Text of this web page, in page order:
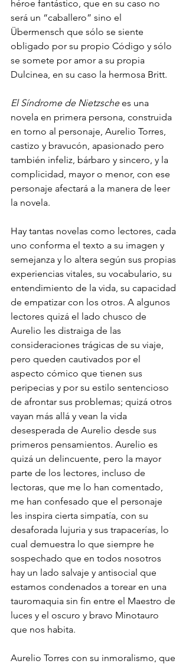
héroe fantástico, que en su caso no
será un “caballero” sino el
Übermensch que sólo se siente
obligado por su propio Código y sólo
se somete por amor a su propia
Dulcinea, en su caso la hermosa Britt.
El Síndrome de Nietzsche es una
novela en primera persona, construida
en torno al personaje, Aurelio Torres,
castizo y bravucón, apasionado pero
también infeliz, bárbaro y sincero, y la
complicidad, mayor o menor, con ese
personaje afectará a la manera de leer
la novela.
Hay tantas novelas como lectores, cada
uno conforma el texto a su imagen y
semejanza y lo altera según sus propias
experiencias vitales, su vocabulario, su
entendimiento de la vida, su capacidad
de empatizar con los otros. A algunos
lectores quizá el lado chusco de
Aurelio les distraiga de las
consideraciones trágicas de su viaje,
pero queden cautivados por el
aspecto cómico que tienen sus
peripecias y por su estilo sentencioso
de afrontar sus problemas; quizá otros
vayan más allá y vean la vida
desesperada de Aurelio desde sus
primeros pensamientos. Aurelio es
quizá un delincuente, pero la mayor
parte de los lectores, incluso de
lectoras, que me lo han comentado,
me han confesado que el personaje
les inspira cierta simpatía, con su
desaforada lujuria y sus trapacerías, lo
cual demuestra lo que siempre he
sospechado que en todos nosotros
hay un lado salvaje y antisocial que
estamos condenados a torear en una
tauromaquia sin fin entre el Maestro de
luces y el oscuro y bravo Minotauro
que nos habita.
Aurelio Torres con su inmoralismo, que